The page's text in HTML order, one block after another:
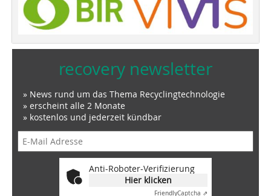
recovery newsletter
» News rund um das Thema Recyclingtechnologie
» erscheint alle 2 Monate
» kostenlos und jederzeit kündbar
Anti-Roboter-Verifizierung
Hier klicken
FriendlyCaptcha ⇗